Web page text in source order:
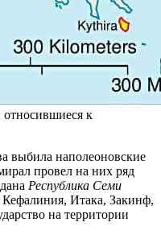
к
выбила наполеоновские
провел на них ряд
Республика Семи
Итака, Закинф,
на территории